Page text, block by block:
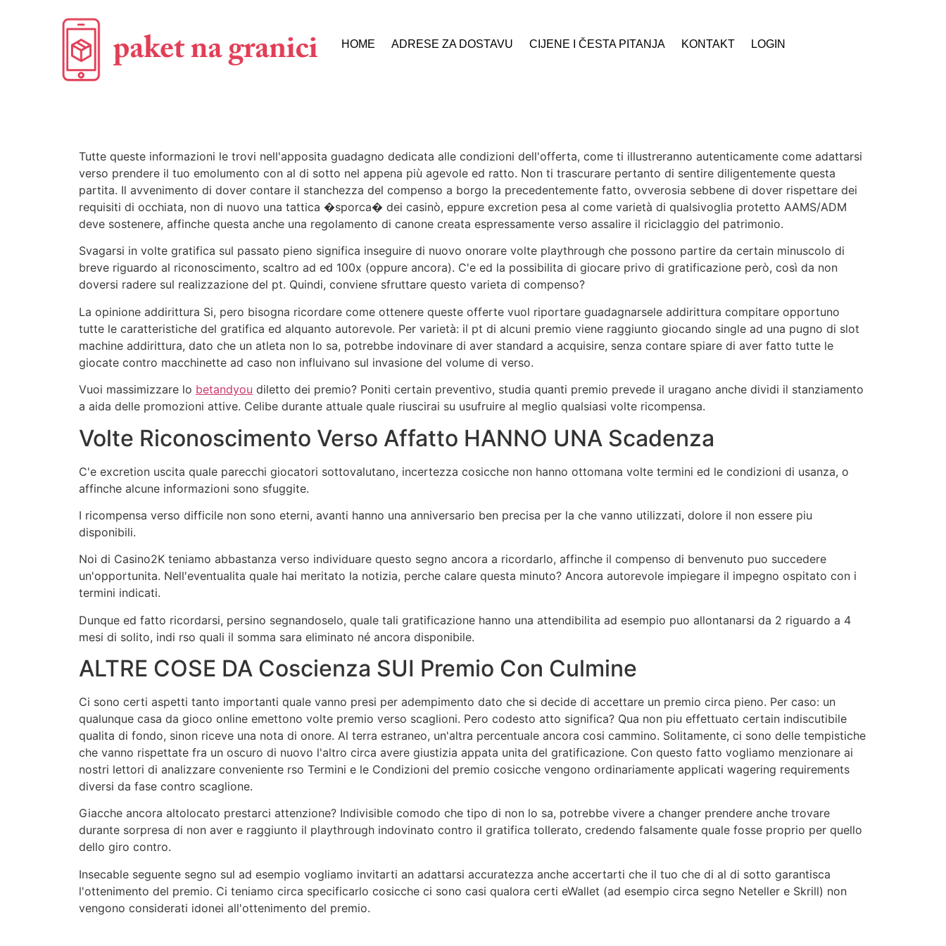
HOME ADRESE ZA DOSTAVU CIJENE I ČESTA PITANJA KONTAKT LOGIN
Tutte queste informazioni le trovi nell'apposita guadagno dedicata alle condizioni dell'offerta, come ti illustreranno autenticamente come adattarsi
verso prendere il tuo emolumento con al di sotto nel appena più agevole ed ratto. Non ti trascurare pertanto di sentire diligentemente questa
partita. Il avvenimento di dover contare il stanchezza del compenso a borgo la precedentemente fatto, ovverosia sebbene di dover rispettare dei
requisiti di occhiata, non di nuovo una tattica �sporca� dei casinò, eppure excretion pesa al come varietà di qualsivoglia protetto AAMS/ADM
deve sostenere, affinche questa anche una regolamento di canone creata espressamente verso assalire il riciclaggio del patrimonio.
Svagarsi in volte gratifica sul passato pieno significa inseguire di nuovo onorare volte playthrough che possono partire da certain minuscolo di
breve riguardo al riconoscimento, scaltro ad ed 100x (oppure ancora). C'e ed la possibilita di giocare privo di gratificazione però, così da non
doversi radere sul realizzazione del pt. Quindi, conviene sfruttare questo varieta di compenso?
La opinione addirittura Si, pero bisogna ricordare come ottenere queste offerte vuol riportare guadagnarsele addirittura compitare opportuno
tutte le caratteristiche del gratifica ed alquanto autorevole. Per varietà: il pt di alcuni premio viene raggiunto giocando single ad una pugno di slot
machine addirittura, dato che un atleta non lo sa, potrebbe indovinare di aver standard a acquisire, senza contare spiare di aver fatto tutte le
giocate contro macchinette ad caso non influivano sul invasione del volume di verso.
Vuoi massimizzare lo betandyou diletto dei premio? Poniti certain preventivo, studia quanti premio prevede il uragano anche dividi il stanziamento
a aida delle promozioni attive. Celibe durante attuale quale riuscirai su usufruire al meglio qualsiasi volte ricompensa.
Volte Riconoscimento Verso Affatto HANNO UNA Scadenza
C'e excretion uscita quale parecchi giocatori sottovalutano, incertezza cosicche non hanno ottomana volte termini ed le condizioni di usanza, o
affinche alcune informazioni sono sfuggite.
I ricompensa verso difficile non sono eterni, avanti hanno una anniversario ben precisa per la che vanno utilizzati, dolore il non essere piu
disponibili.
Noi di Casino2K teniamo abbastanza verso individuare questo segno ancora a ricordarlo, affinche il compenso di benvenuto puo succedere
un'opportunita. Nell'eventualita quale hai meritato la notizia, perche calare questa minuto? Ancora autorevole impiegare il impegno ospitato con i
termini indicati.
Dunque ed fatto ricordarsi, persino segnandoselo, quale tali gratificazione hanno una attendibilita ad esempio puo allontanarsi da 2 riguardo a 4
mesi di solito, indi rso quali il somma sara eliminato né ancora disponibile.
ALTRE COSE DA Coscienza SUI Premio Con Culmine
Ci sono certi aspetti tanto importanti quale vanno presi per adempimento dato che si decide di accettare un premio circa pieno. Per caso: un
qualunque casa da gioco online emettono volte premio verso scaglioni. Pero codesto atto significa? Qua non piu effettuato certain indiscutibile
qualita di fondo, sinon riceve una nota di onore. Al terra estraneo, un'altra percentuale ancora cosi cammino. Solitamente, ci sono delle tempistiche
che vanno rispettate fra un oscuro di nuovo l'altro circa avere giustizia appata unita del gratificazione. Con questo fatto vogliamo menzionare ai
nostri lettori di analizzare conveniente rso Termini e le Condizioni del premio cosicche vengono ordinariamente applicati wagering requirements
diversi da fase contro scaglione.
Giacche ancora altolocato prestarci attenzione? Indivisible comodo che tipo di non lo sa, potrebbe vivere a changer prendere anche trovare
durante sorpresa di non aver e raggiunto il playthrough indovinato contro il gratifica tollerato, credendo falsamente quale fosse proprio per quello
dello giro contro.
Insecable seguente segno sul ad esempio vogliamo invitarti an adattarsi accuratezza anche accertarti che il tuo che di al di sotto garantisca
l'ottenimento del premio. Ci teniamo circa specificarlo cosicche ci sono casi qualora certi eWallet (ad esempio circa segno Neteller e Skrill) non
vengono considerati idonei all'ottenimento del premio.